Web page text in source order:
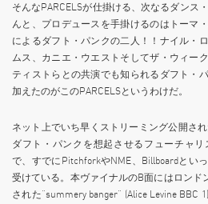
そんなPARCELSが仕掛ける、次なるダンス
んと、プロデュースを手掛けるのはトーマ
によるダフト・パンクの二人！！ナイル・
ムス、カニエ・ウエストそしてザ・ウィー
ティストらとの共演でも知られるダフト・
加えたのがこのPARCELSというわけだ。
ネット上でいち早くストリーミング公開さ
ダフト・パンクを想起させるフューチャ
で、すでにPitchforkやNME、Billboardとい
受けている。本ヴァイナルのB面にはロンド
された“summery banger” (Alice Levine BBC